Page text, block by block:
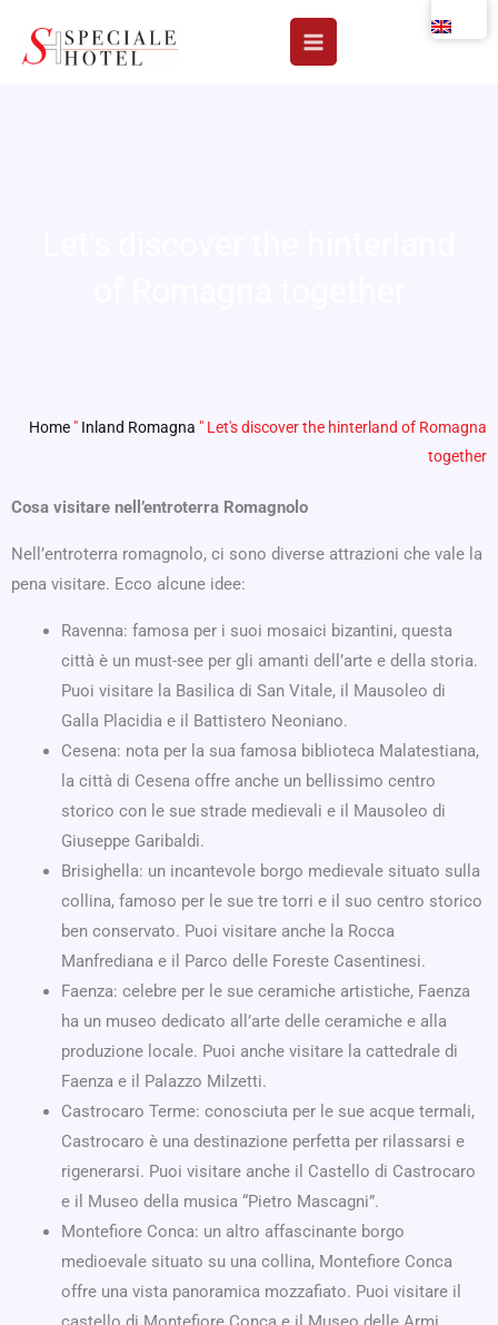
Home " Inland Romagna " Let's discover the hinterland of Romagna
together
Cosa visitare nell’entroterra Romagnolo
Nell’entroterra romagnolo, ci sono diverse attrazioni che vale la
pena visitare. Ecco alcune idee:
Ravenna: famosa per i suoi mosaici bizantini, questa
città è un must-see per gli amanti dell’arte e della storia.
Puoi visitare la Basilica di San Vitale, il Mausoleo di
Galla Placidia e il Battistero Neoniano.
Cesena: nota per la sua famosa biblioteca Malatestiana,
la città di Cesena offre anche un bellissimo centro
storico con le sue strade medievali e il Mausoleo di
Giuseppe Garibaldi.
Brisighella: un incantevole borgo medievale situato sulla
collina, famoso per le sue tre torri e il suo centro storico
ben conservato. Puoi visitare anche la Rocca
Manfrediana e il Parco delle Foreste Casentinesi.
Faenza: celebre per le sue ceramiche artistiche, Faenza
ha un museo dedicato all’arte delle ceramiche e alla
produzione locale. Puoi anche visitare la cattedrale di
Faenza e il Palazzo Milzetti.
Castrocaro Terme: conosciuta per le sue acque termali,
Castrocaro è una destinazione perfetta per rilassarsi e
rigenerarsi. Puoi visitare anche il Castello di Castrocaro
e il Museo della musica “Pietro Mascagni”.
Montefiore Conca: un altro affascinante borgo
medioevale situato su una collina, Montefiore Conca
offre una vista panoramica mozzafiato. Puoi visitare il